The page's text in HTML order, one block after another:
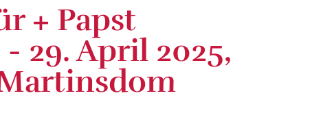
+ Papst
29. April 2025,